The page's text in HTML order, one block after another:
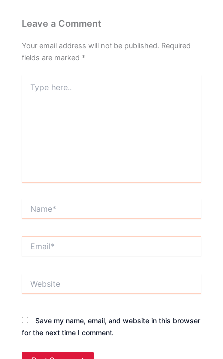
Leave a Comment
Your email address will not be published. Required
fields are marked *
here..
Save my name, email, and website in this browser
for the next time I comment.